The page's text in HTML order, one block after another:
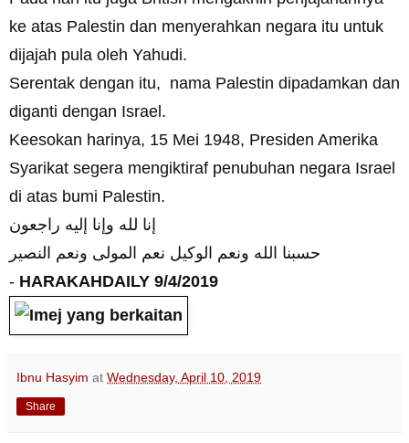
ke atas Palestin dan menyerahkan negara itu untuk
dijajah pula oleh Yahudi.
Serentak dengan itu, nama Palestin dipadamkan dan
diganti dengan Israel.
Keesokan harinya, 15 Mei 1948, Presiden Amerika
Syarikat segera mengiktiraf penubuhan negara Israel
di atas bumi Palestin.
إنا لله وإنا إليه راجعون
حسبنا الله ونعم الوكيل نعم المولى ونعم النصير
- HARAKAHDAILY 9/4/2019
Ibnu Hasyim at Wednesday, April 10, 2019
Share